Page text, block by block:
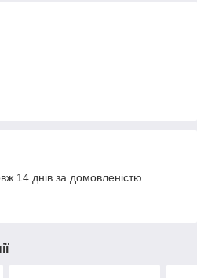
14 днів за домовленістю